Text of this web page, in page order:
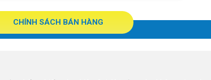
CHÍNH SÁCH BÁN HÀNG